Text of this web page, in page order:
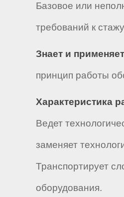
Базовое или
требований к
Знает и
принцип работы
Характеристика
Ведет
заменяет
Транспортирует
оборудования.